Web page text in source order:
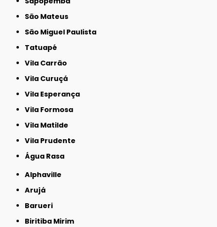
São Mateus
São Miguel Paulista
Tatuapé
Vila Carrão
Vila Curuçá
Vila Esperança
Vila Formosa
Vila Matilde
Vila Prudente
Água Rasa
Alphaville
Arujá
Barueri
Biritiba Mirim